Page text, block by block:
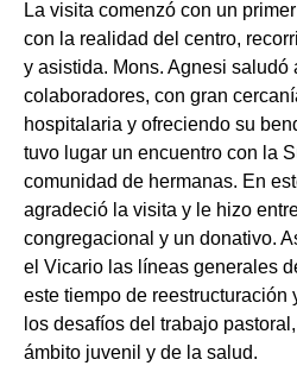
La visita comenzó con un
con la realidad del centro,
y asistida. Mons. Agnesi saludó
colaboradores, con gran
hospitalaria y ofreciendo su
tuvo lugar un encuentro con la
comunidad de hermanas. En
agradeció la visita y le hizo
congregacional y un donativo.
el Vicario las líneas generales
este tiempo de reestructuración
los desafíos del trabajo
ámbito juvenil y de la salud.